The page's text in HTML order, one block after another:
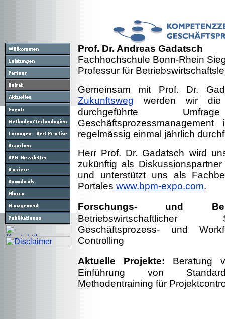
Prof. Dr. Andreas Gadatsch
Fachhochschule Bonn-Rhein
Professur für
Gemeinsam mit Prof. Dr.
Zukunftsweg werden wir die
durchgeführte
regelmässig einmal jährlich
Herr Prof. Dr. Gadatsch wird
zukünftig als
und unterstützt uns als
Portales www.bpm-expo.com.
Forschungs- und
Betriebswirtschaftlicher
Geschäftsprozess- und
Controlling
Aktuelle Projekte:
Beratung
Einführung von
Methodentraining für